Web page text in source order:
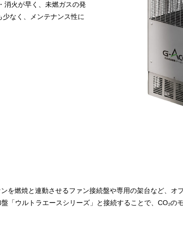
消火が早く、未燃ガスの発
なく、メンテナンス性に
を燃焼と連動させるファン接続盤や専用の架台など、オ
「ウルトラエースシリーズ」と接続することで、CO₂の